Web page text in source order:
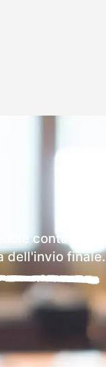
contattate.
dell'invio finale.